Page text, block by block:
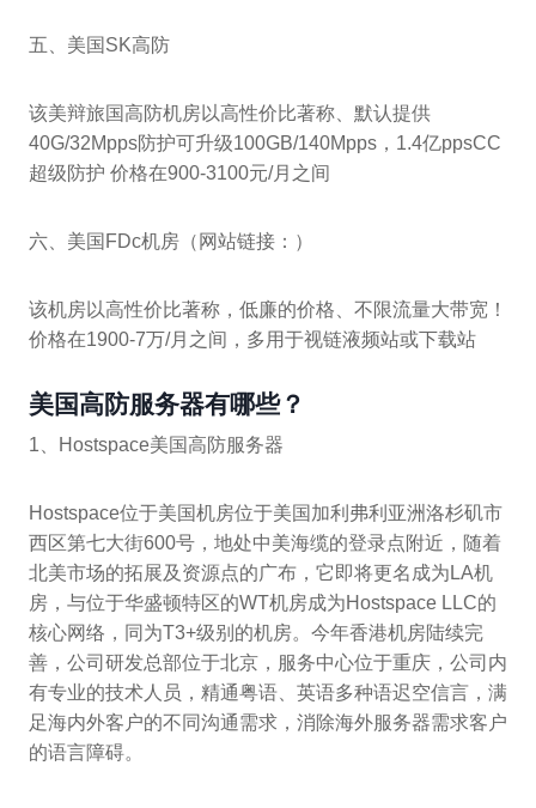
五、美国SK高防
该美辩旅国高防机房以高性价比著称、默认提供
40G/32Mpps防护可升级100GB/140Mpps，1.4亿ppsCC
超级防护 价格在900-3100元/月之间
六、美国FDc机房（网站链接：）
该机房以高性价比著称，低廉的价格、不限流量大带宽！
价格在1900-7万/月之间，多用于视链液频站或下载站
美国高防服务器有哪些？
1、Hostspace美国高防服务器
Hostspace位于美国机房位于美国加利弗利亚洲洛杉矶市
西区第七大街600号，地处中美海缆的登录点附近，随着
北美市场的拓展及资源点的广布，它即将更名成为LA机
房，与位于华盛顿特区的WT机房成为Hostspace LLC的
核心网络，同为T3+级别的机房。今年香港机房陆续完
善，公司研发总部位于北京，服务中心位于重庆，公司内
有专业的技术人员，精通粤语、英语多种语迟空信言，满
足海内外客户的不同沟通需求，消除海外服务器需求客户
的语言障碍。